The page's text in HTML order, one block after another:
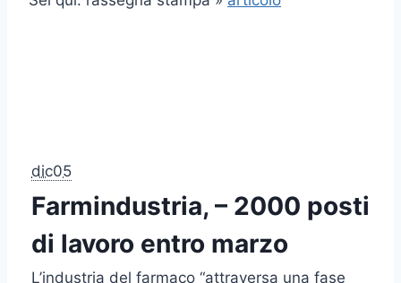
dic05
Farmindustria, – 2000 posti
di lavoro entro marzo
L’industria del farmaco “attraversa una fase